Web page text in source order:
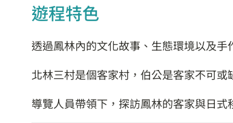
遊程特色
透過鳳林內的文化故事、生態環境以及
北林三村是個客家村，伯公是客家不可
導覽人員帶領下，探訪鳳林的客家與日